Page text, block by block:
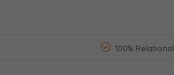
100% Relational